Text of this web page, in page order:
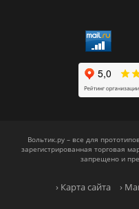
Вольтик.ру – все для
зарегистрированная торговая
запрещено и
› Карта сайта ›